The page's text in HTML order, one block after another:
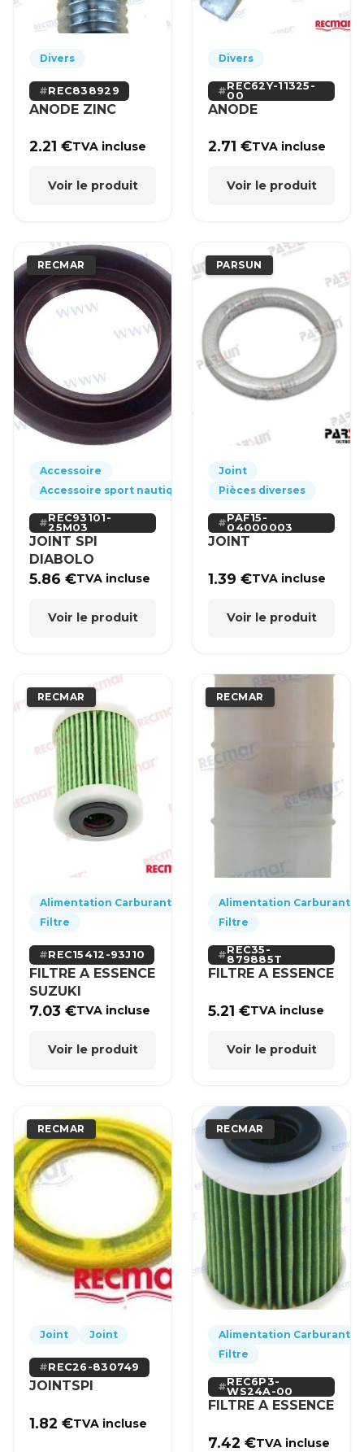
Divers
REC838929
ANODE ZINC
2.21€TVA incluse
Voir le produit
Divers
REC62Y-11325-
00
ANODE
2.71€TVA incluse
Voir le produit
RECMAR
Accessoire
Accessoire sport nautique
REC93101-
25M03
JOINT SPI
DIABOLO
5.86€TVA incluse
Voir le produit
PARSUN
Joint
Pièces diverses
PAF15-
04000003
JOINT
1.39€TVA incluse
Voir le produit
RECMAR
Alimentation Carburant
Filtre
REC15412-93J10
FILTRE A ESSENCE
SUZUKI
7.03€TVA incluse
Voir le produit
RECMAR
Alimentation Carburant
Filtre
REC35-
879885T
FILTRE A ESSENCE
5.21€TVA incluse
Voir le produit
RECMAR
Joint Joint
REC26-830749
JOINTSPI
1.82€TVA incluse
RECMAR
Alimentation Carburant
Filtre
REC6P3-
WS24A-00
FILTRE A ESSENCE
7.42€TVA incluse